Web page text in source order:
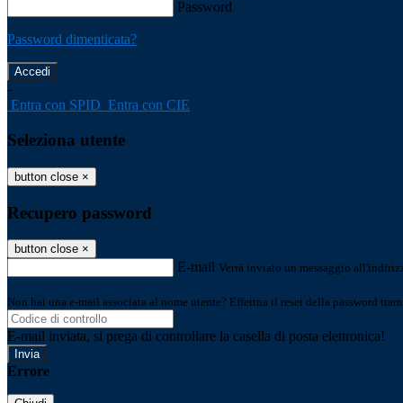
Password
Password dimenticata?
-
Entra con SPID Entra con CIE
Seleziona utente
button close ×
Recupero password
button close ×
E-mail Verrà inviato un messaggio
Non hai una e-mail associata al nome utente? Effettua il reset della password
E-mail inviata, si prega di controllare la casella di posta elettronica!
Errore